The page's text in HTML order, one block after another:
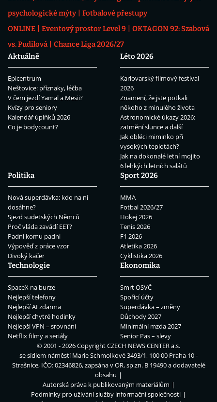
psychologické mýty
Fotbalové přestupy
ONLINE
Eventový prostor Level 9
OKTAGON 92: Szabová
vs. Pudilová
Chance Liga 2026/27
Aktuálně
Epicentrum
Neštovice: příznaky, léčba
V čem jezdí Yamal a Mesii?
Kvízy pro seniory
Kalendář úplňků 2026
Co je bodycount?
Léto 2026
Karlovarský filmový festival
2026
Znamení, že jste potkali
někoho z minulého života
Astronomické úkazy 2026:
zatmění slunce a další
Jak obléci miminko při
vysokých teplotách?
Jak na dokonalé letní mojito
6 lehkých letních salátů
Politika
Nová superdávka: kdo na ní
dosáhne?
Sjezd sudetských Němců
Proč vláda zavádí EET?
Padni komu padni
Výpověď z práce vzor
Divoký kačer
Sport 2026
MMA
Fotbal 2026/27
Hokej 2026
Tenis 2026
F1 2026
Atletika 2026
Cyklistika 2026
Technologie
SpaceX na burze
Nejlepší telefony
Nejlepší AI zdarma
Nejlepší chytré hodinky
Nejlepší VPN – srovnání
Netflix filmy a seriály
Ekonomika
Smrt OSVČ
Spořicí účty
Superdávka – změny
Důchody 2027
Minimální mzda 2027
Senior Pas – slevy
© 2001 - 2026 CopyrightCZECH NEWS CENTER a.s.
se sídlem náměstí Marie Schmolkové 3493/1, 100 00 Praha 10 -
Strašnice, IČO: 02346826, zapsána v OR, sp.zn. B 19490 a dodavatelé
obsahu
Autorská práva k publikovaným materiálům
Podmínky pro užívání služby informační společnosti